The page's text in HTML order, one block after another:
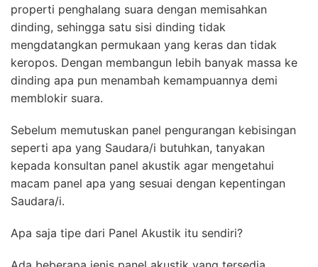
properti penghalang suara dengan memisahkan
dinding, sehingga satu sisi dinding tidak
mengdatangkan permukaan yang keras dan tidak
keropos. Dengan membangun lebih banyak massa ke
dinding apa pun menambah kemampuannya demi
memblokir suara.
Sebelum memutuskan panel pengurangan kebisingan
seperti apa yang Saudara/i butuhkan, tanyakan
kepada konsultan panel akustik agar mengetahui
macam panel apa yang sesuai dengan kepentingan
Saudara/i.
Apa saja tipe dari Panel Akustik itu sendiri?